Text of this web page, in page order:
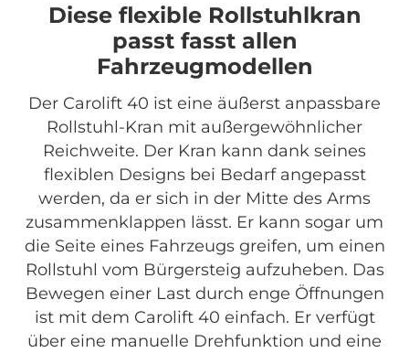
Diese flexible Rollstuhlkran
passt fasst allen
Fahrzeugmodellen
Der Carolift 40 ist eine äußerst anpassbare
Rollstuhl-Kran mit außergewöhnlicher
Reichweite. Der Kran kann dank seines
flexiblen Designs bei Bedarf angepasst
werden, da er sich in der Mitte des Arms
zusammenklappen lässt. Er kann sogar um
die Seite eines Fahrzeugs greifen, um einen
Rollstuhl vom Bürgersteig aufzuheben. Das
Bewegen einer Last durch enge Öffnungen
ist mit dem Carolift 40 einfach. Er verfügt
über eine manuelle Drehfunktion und eine